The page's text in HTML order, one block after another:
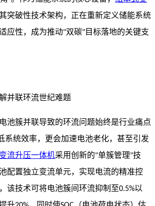
突破性技术架构，正在重新定义储能系统
应性，成为推动"双碳"目标落地的关键支
并联环流世纪难题
池簇并联导致的环流问题始终是行业痛点
系统效率，更会加速电池老化，甚至引发
变流升压一体机采用创新的"单簇管理"技
配置独立变流单元，实现电流的精准控
该技术可将电池簇间环流抑制至0.5%以